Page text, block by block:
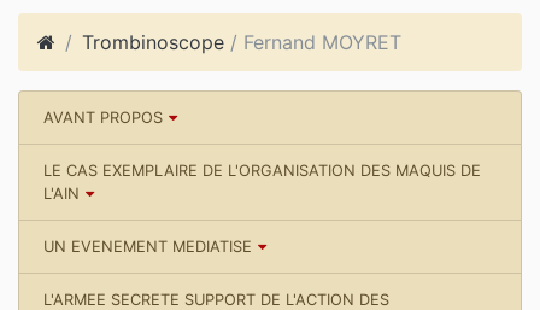
Trombinoscope / Fernand MOYRET
AVANT PROPOS
LE CAS EXEMPLAIRE DE L'ORGANISATION DES MAQUIS DE
L'AIN
UN EVENEMENT MEDIATISE
L'ARMEE SECRETE SUPPORT DE L'ACTION DES